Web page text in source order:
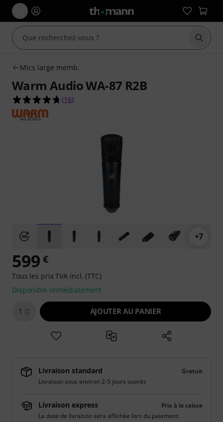
Mics large memb.
Warm Audio WA-87 R2B
4.7 étoiles sur 5 d'après 16 évaluations clients
(16)
+7
599 €
Tous les prix TVA incl. (TTC)
Disponible immédiatement
1 AJOUTER AU PANIER
Livraison standard
Gratuit
Livraison sous environ 2-5 jours ouvrés
Livraison express
Prix à la caisse
La date de livraison sera affichée lors du paiement.